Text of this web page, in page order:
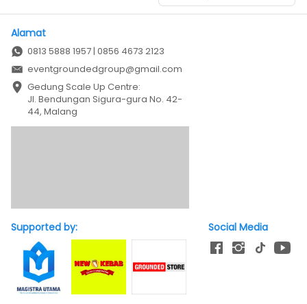
Alamat
0813 5888 1957 | 0856 4673 2123
eventgroundedgroup@gmail.com
Gedung Scale Up Centre:
Jl. Bendungan Sigura-gura No. 42-
44, Malang
Supported by: Social Media